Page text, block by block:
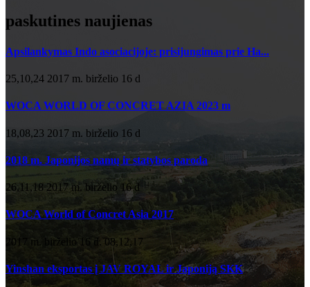
paskutines naujienas
Apsilankymas Indo asociacijoje: prisijungimas prie Ha...
25,10,24 2017 m. birželio 16 d
WOCA WORLD OF CONCRET AZIA 2023 m
18,08,23 2017 m. birželio 16 d
2018 m. Japonijos namų ir statybos paroda
26,11,18 2017 m. birželio 16 d
WOCA World of Concret Asia 2017
2017 m. birželio 16 d. 08,12,17
Yinshan eksportas į JAV ROYAL ir Japoniją SKK